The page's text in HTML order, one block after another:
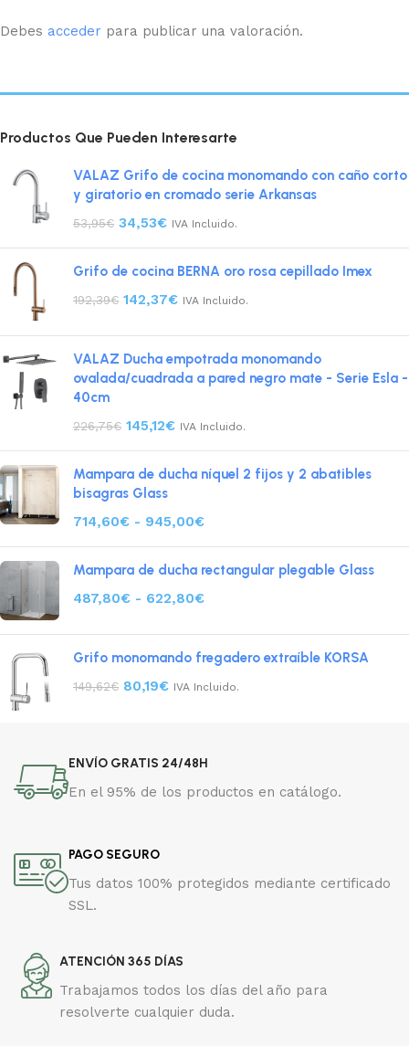
Debes acceder para publicar una valoración.
Productos Que Pueden Interesarte
VALAZ Grifo de cocina monomando con caño corto
y giratorio en cromado serie Arkansas
53,95€ 34,53€ IVA Incluido.
Grifo de cocina BERNA oro rosa cepillado Imex
192,39€ 142,37€ IVA Incluido.
VALAZ Ducha empotrada monomando
ovalada/cuadrada a pared negro mate - Serie Esla -
40cm
226,75€ 145,12€ IVA Incluido.
Mampara de ducha níquel 2 fijos y 2 abatibles
bisagras Glass
714,60€ - 945,00€
Mampara de ducha rectangular plegable Glass
487,80€ - 622,80€
Grifo monomando fregadero extraíble KORSA
149,62€ 80,19€ IVA Incluido.
ENVÍO GRATIS 24/48H
En el 95% de los productos en catálogo.
PAGO SEGURO
Tus datos 100% protegidos mediante certificado
SSL.
ATENCIÓN 365 DÍAS
Trabajamos todos los días del año para
resolverte cualquier duda.